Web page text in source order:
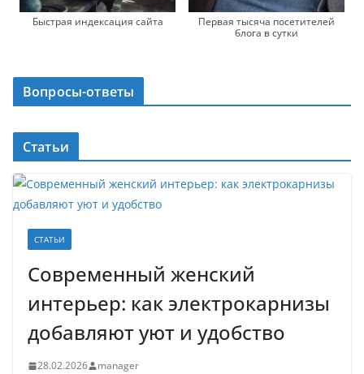
Быстрая индексация сайта
Первая тысяча посетителей
блога в сутки
Вопросы-ответы
Статьи
СТАТЬИ
Современный женский
интерьер: как электрокарнизы
добавляют уют и удобство
28.02.2026 manager